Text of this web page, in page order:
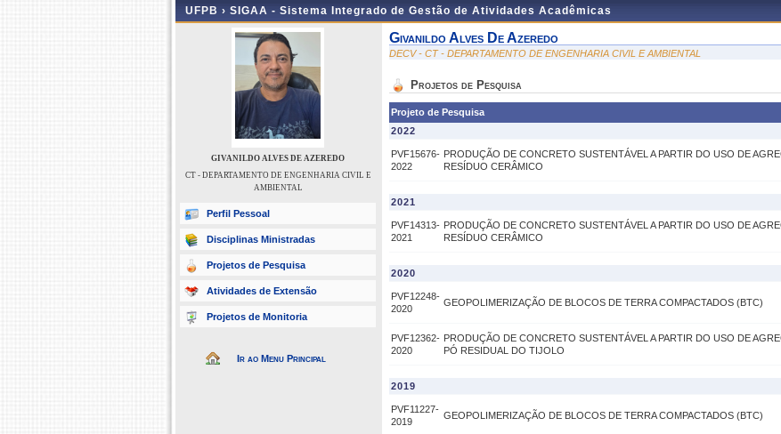
UFPB › SIGAA - Sistema Integrado de Gestão de Atividades Acadêmicas
GIVANILDO ALVES DE AZEREDO
CT - DEPARTAMENTO DE ENGENHARIA CIVIL E
AMBIENTAL
Perfil Pessoal
Disciplinas Ministradas
Projetos de Pesquisa
Atividades de Extensão
Projetos de Monitoria
Ir ao Menu Principal
Givanildo Alves De Azeredo
DECV - CT - DEPARTAMENTO DE ENGENHARIA CIVIL E AMBIENTAL
Projetos de Pesquisa
Projeto de Pesquisa
2022
PVF15676-
2022
PRODUÇÃO DE CONCRETO SUSTENTÁVEL A PARTIR DO USO DE
RESÍDUO CERÂMICO
2021
PVF14313-
2021
PRODUÇÃO DE CONCRETO SUSTENTÁVEL A PARTIR DO USO DE
RESÍDUO CERÂMICO
2020
PVF12248-
2020
GEOPOLIMERIZAÇÃO DE BLOCOS DE TERRA COMPACTADOS (BTC)
PVF12362-
2020
PRODUÇÃO DE CONCRETO SUSTENTÁVEL A PARTIR DO USO DE
PÓ RESIDUAL DO TIJOLO
2019
PVF11227-
2019
GEOPOLIMERIZAÇÃO DE BLOCOS DE TERRA COMPACTADOS (BTC)